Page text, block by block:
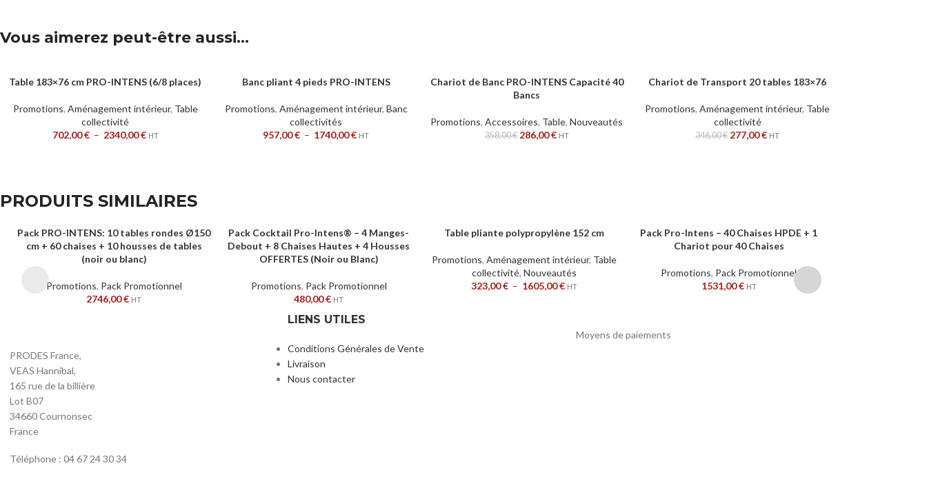
Vous aimerez peut-être aussi…
CHOIX DES OPTIONS
Table 183×76 cm PRO-INTENS (6/8 places)
Promotions, Aménagement intérieur, Table
collectivité
702,00€ – 2340,00€ HT
CHOIX DES OPTIONS
Banc pliant 4 pieds PRO-INTENS
Promotions, Aménagement intérieur, Banc
collectivités
957,00€ – 1740,00€ HT
AJOUTER AU PANIER
Chariot de Banc PRO-INTENS Capacité 40
Bancs
Promotions,Accessoires, Table,Nouveautés
358,00€ 286,00€ HT
AJOUTER AU PANIER
Chariot de Transport 20 tables 183×76
Promotions,Aménagement intérieur, Table
collectivité
346,00€ 277,00€ HT
PRODUITS SIMILAIRES
AJOUTER AU PANIER
Pack PRO-INTENS: 10 tables rondes Ø150
cm + 60 chaises + 10 housses de tables
(noir ou blanc)
Promotions, Pack Promotionnel
2746,00€ HT
AJOUTER AU PANIER
Pack Cocktail Pro-Intens® – 4 Manges-
Debout + 8 Chaises Hautes + 4 Housses
OFFERTES (Noir ou Blanc)
Promotions, Pack Promotionnel
480,00€ HT
CHOIX DES OPTIONS
Table pliante polypropylène 152 cm
Promotions, Aménagement intérieur, Table
collectivité, Nouveautés
323,00€ – 1605,00€ HT
AJOUTER AU PANIER
Pack Pro-Intens – 40 Chaises HPDE + 1
Chariot pour 40 Chaises
Promotions, Pack Promotionnel
1531,00€ HT
PRODES France,
VEAS Hannibal,
165 rue de la billière
Lot B07
34660 Cournonsec
France
Téléphone : 04 67 24 30 34
LIENS UTILES
Conditions Générales de Vente
Livraison
Nous contacter
Moyens de paiements